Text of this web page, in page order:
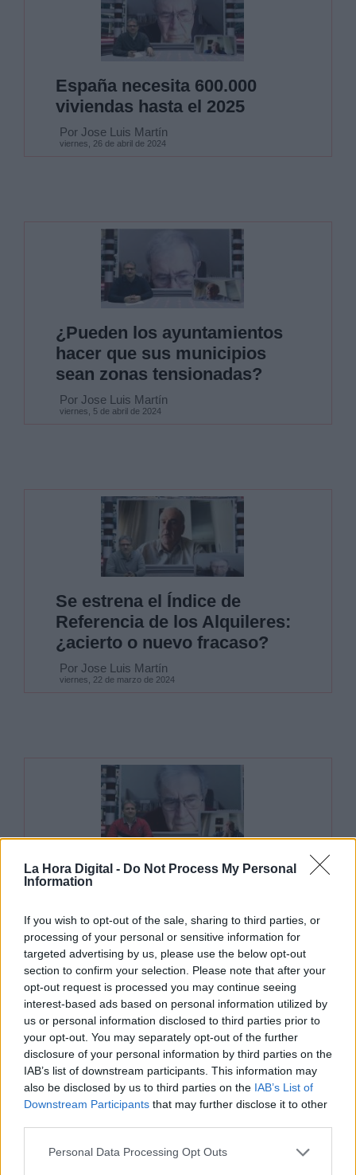
La Hora Digital - Do Not Process My Personal
Information
If you wish to opt-out of the sale, sharing to third parties, or
processing of your personal or sensitive information for
targeted advertising by us, please use the below opt-out
section to confirm your selection. Please note that after your
opt-out request is processed you may continue seeing
interest-based ads based on personal information utilized by
us or personal information disclosed to third parties prior to
your opt-out. You may separately opt-out of the further
disclosure of your personal information by third parties on the
IAB’s list of downstream participants. This information may
also be disclosed by us to third parties on the IAB’s List of
Downstream Participants that may further disclose it to other
Personal Data Processing Opt Outs
España necesita 600.000
viviendas hasta el 2025
Por Jose Luis Martín
viernes, 26 de abril de 2024
¿Pueden los ayuntamientos
hacer que sus municipios
sean zonas tensionadas?
Por Jose Luis Martín
viernes, 5 de abril de 2024
Se estrena el Índice de
Referencia de los Alquileres:
¿acierto o nuevo fracaso?
Por Jose Luis Martín
viernes, 22 de marzo de 2024
Vivienda: Hartazgo de
soluciones que no acaban de
Por Jose Luis Martín
viernes, 15 de marzo de 2024
SHARE de Fuenlabrada